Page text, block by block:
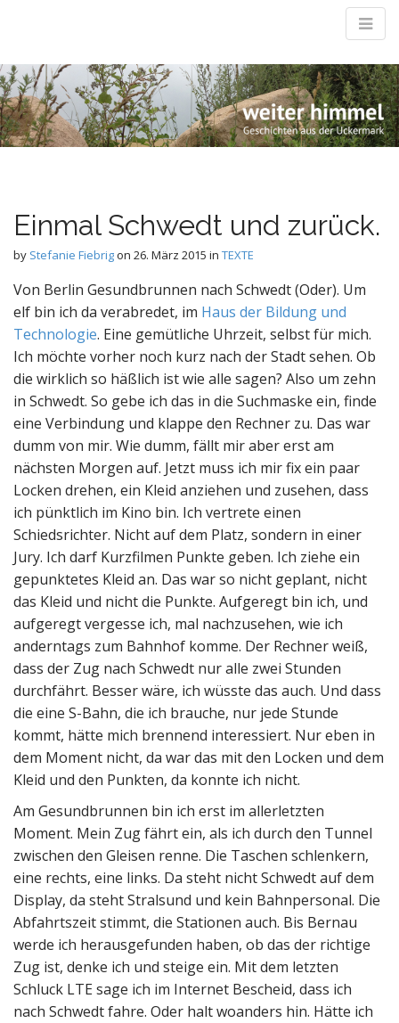
Weiter Himmel
Geschichten aus der Uckermark
Einmal Schwedt und zurück.
by Stefanie Fiebrigon 26. März 2015 in TEXTE
Von Berlin Gesundbrunnen nach Schwedt (Oder). Um
elf bin ich da verabredet, im Haus der Bildung und
Technologie. Eine gemütliche Uhrzeit, selbst für mich.
Ich möchte vorher noch kurz nach der Stadt sehen. Ob
die wirklich so häßlich ist wie alle sagen? Also um zehn
in Schwedt. So gebe ich das in die Suchmaske ein, finde
eine Verbindung und klappe den Rechner zu. Das war
dumm von mir. Wie dumm, fällt mir aber erst am
nächsten Morgen auf. Jetzt muss ich mir fix ein paar
Locken drehen, ein Kleid anziehen und zusehen, dass
ich pünktlich im Kino bin. Ich vertrete einen
Schiedsrichter. Nicht auf dem Platz, sondern in einer
Jury. Ich darf Kurzfilmen Punkte geben. Ich ziehe ein
gepunktetes Kleid an. Das war so nicht geplant, nicht
das Kleid und nicht die Punkte. Aufgeregt bin ich, und
aufgeregt vergesse ich, mal nachzusehen, wie ich
anderntags zum Bahnhof komme. Der Rechner weiß,
dass der Zug nach Schwedt nur alle zwei Stunden
durchfährt. Besser wäre, ich wüsste das auch. Und dass
die eine S-Bahn, die ich brauche, nur jede Stunde
kommt, hätte mich brennend interessiert. Nur eben in
dem Moment nicht, da war das mit den Locken und dem
Kleid und den Punkten, da konnte ich nicht.
Am Gesundbrunnen bin ich erst im allerletzten
Moment. Mein Zug fährt ein, als ich durch den Tunnel
zwischen den Gleisen renne. Die Taschen schlenkern,
eine rechts, eine links. Da steht nicht Schwedt auf dem
Display, da steht Stralsund und kein Bahnpersonal. Die
Abfahrtszeit stimmt, die Stationen auch. Bis Bernau
werde ich herausgefunden haben, ob das der richtige
Zug ist, denke ich und steige ein. Mit dem letzten
Schluck LTE sage ich im Internet Bescheid, dass ich
nach Schwedt fahre. Oder halt woanders hin. Hätte ich